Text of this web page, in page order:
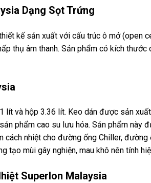
Dạng Sọt Trứng
kế sản xuất với cấu trúc ô mở (open
thụ âm thanh. Sản phẩm có kích
lít và hộp 3.36 lít. Keo dán được sản
phẩm cao su lưu hóa. Sản phẩm này
cách nhiệt cho đường ống Chiller,
tạo mùi gây nghiện, mau khô nên tính
Superlon Malaysia